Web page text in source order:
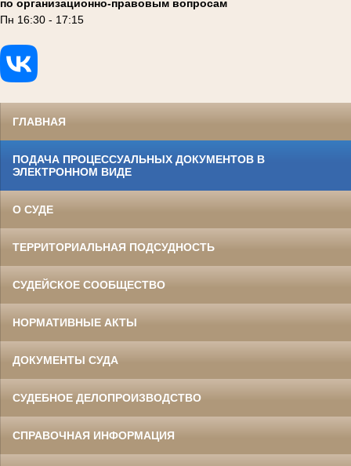
по организационно-правовым вопросам
Пн 16:30 - 17:15
ГЛАВНАЯ
ПОДАЧА ПРОЦЕССУАЛЬНЫХ ДОКУМЕНТОВ В
ЭЛЕКТРОННОМ ВИДЕ
О СУДЕ
ТЕРРИТОРИАЛЬНАЯ ПОДСУДНОСТЬ
СУДЕЙСКОЕ СООБЩЕСТВО
НОРМАТИВНЫЕ АКТЫ
ДОКУМЕНТЫ СУДА
СУДЕБНОЕ ДЕЛОПРОИЗВОДСТВО
СПРАВОЧНАЯ ИНФОРМАЦИЯ